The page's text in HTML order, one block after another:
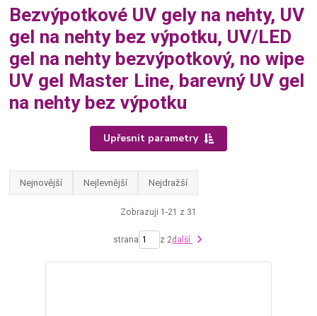
Bezvýpotkové UV gely na nehty, UV
gel na nehty bez výpotku, UV/LED
gel na nehty bezvýpotkový, no wipe
UV gel Master Line, barevný UV gel
na nehty bez výpotku
Upřesnit parametry
Nejnovější Nejlevnější Nejdražší
Zobrazuji 1-21 z 31
strana z 2další